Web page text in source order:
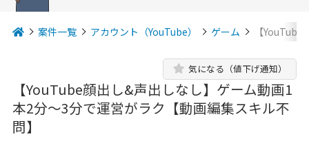
案件一覧 アカウント（YouTube） ゲーム 【
【YouTube顔出し&声出しなし】ゲーム動画1
本2分～3分で運営がラク【動画編集スキル不
問】
気になる（値下げ通知）